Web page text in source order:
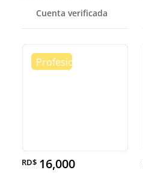
Cuenta verificada
RD$ 16,000